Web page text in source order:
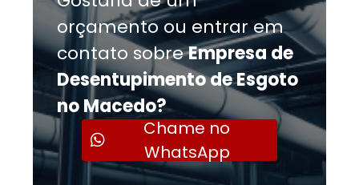
orçamento ou entrar em
contato sobreEmpresa de
Desentupimento de Esgoto
no Macedo?
Chame no
WhatsApp